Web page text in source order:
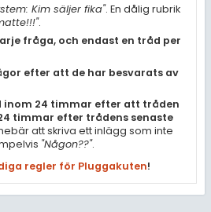
Kim säljer fika". En dålig rubrik
.
fråga, och endast en tråd per
efter att de har besvarats av
inom 24 timmar efter att tråden
timmar efter trådens senaste
att skriva ett inlägg som inte
"Någon??".
regler för Pluggakuten!
Regler
För lärare
3 inloggade
Om Pluggakuten